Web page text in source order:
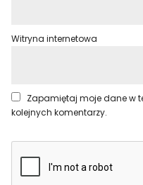
Witryna internetowa
Zapamiętaj moje dane w
kolejnych komentarzy.